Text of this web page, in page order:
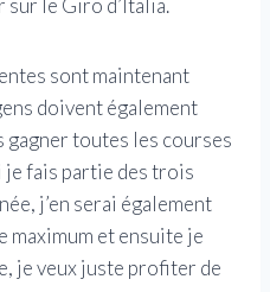
sont maintenant
doivent également
gagner toutes les courses
je fais partie des trois
j’en serai également
maximum et ensuite je
je veux juste profiter de